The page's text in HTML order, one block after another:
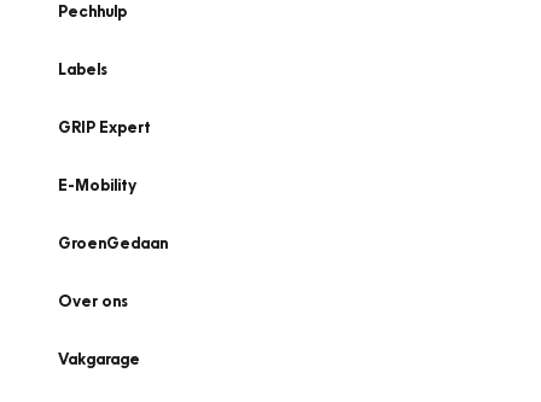
Pechhulp
Labels
GRIP Expert
E-Mobility
GroenGedaan
Over ons
Vakgarage